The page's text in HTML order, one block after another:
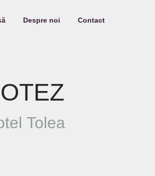
Despre noi Contact
Tolea